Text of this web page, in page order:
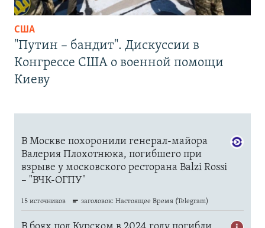
США
"Путин – бандит". Дискуссии в
Конгрессе США о военной помощи
Киеву